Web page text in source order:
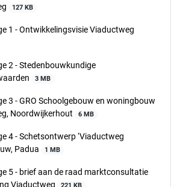
127 KB
1 - Ontwikkelingsvisie Viaductweg
2 - Stedenbouwkundige
3 MB
3 - GRO Schoolgebouw en woningbouw
Noordwijkerhout
6 MB
4 - Schetsontwerp ‘Viaductweg
Padua
1 MB
5 - brief aan de raad marktconsultatie
Viaductweg